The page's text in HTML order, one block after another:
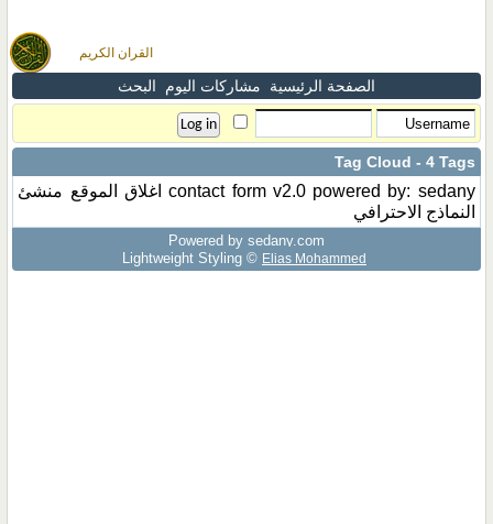
القران الكريم
الصفحة الرئيسية مشاركات اليوم البحث
Tag Cloud - 4 Tags
contact form v2.0 powered by: sedany اغلاق الموقع منشئ
النماذج الاحترافي
Powered by sedany.com
Lightweight Styling © Elias Mohammed